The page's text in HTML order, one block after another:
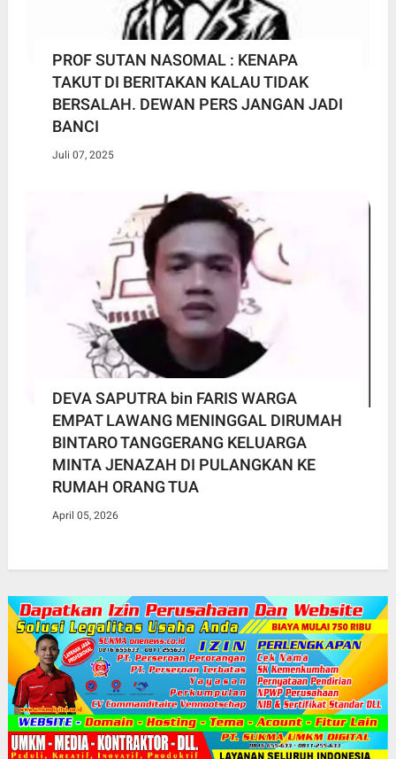
PROF SUTAN NASOMAL : KENAPA
TAKUT DI BERITAKAN KALAU TIDAK
BERSALAH. DEWAN PERS JANGAN JADI
BANCI
Juli 07, 2025
DEVA SAPUTRA bin FARIS WARGA
EMPAT LAWANG MENINGGAL DIRUMAH
BINTARO TANGGERANG KELUARGA
MINTA JENAZAH DI PULANGKAN KE
RUMAH ORANG TUA
April 05, 2026